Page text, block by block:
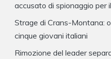
accusato di spionaggio per
Strage di Crans-Montana:
cinque giovani italiani
Rimozione del leader